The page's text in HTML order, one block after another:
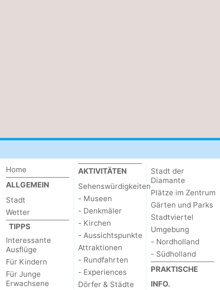
Home
ALLGEMEIN
Stadt
Wetter
TIPPS
Interessante
Ausflüge
Für Kindern
Für Junge
Erwachsene
AKTIVITÄTEN
Sehenswürdigkeiten
- Museen
- Denkmäler
- Kirchen
- Aussichtspunkte
Attraktionen
- Rundfahrten
- Experiences
Dörfer & Städte
Stadt der
Diamante
Plätze im Zentrum
Gärten und Parks
Stadtviertel
Umgebung
- Nordholland
- Südholland
PRAKTISCHE
INFO.